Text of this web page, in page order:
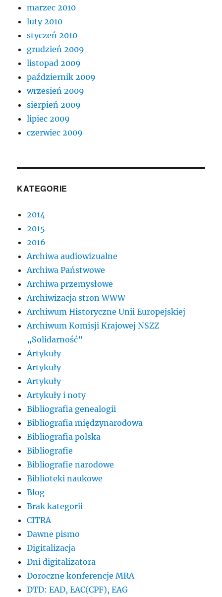
marzec 2010
luty 2010
styczeń 2010
grudzień 2009
listopad 2009
październik 2009
wrzesień 2009
sierpień 2009
lipiec 2009
czerwiec 2009
KATEGORIE
2014
2015
2016
Archiwa audiowizualne
Archiwa Państwowe
Archiwa przemysłowe
Archiwizacja stron WWW
Archiwum Historyczne Unii Europejskiej
Archiwum Komisji Krajowej NSZZ
„Solidarność”
Artykuły
Artykuły
Artykuły
Artykuły i noty
Bibliografia genealogii
Bibliografia międzynarodowa
Bibliografia polska
Bibliografie
Bibliografie narodowe
Biblioteki naukowe
Blog
Brak kategorii
CITRA
Dawne pismo
Digitalizacja
Dni digitalizatora
Doroczne konferencje MRA
DTD: EAD, EAC(CPF), EAG